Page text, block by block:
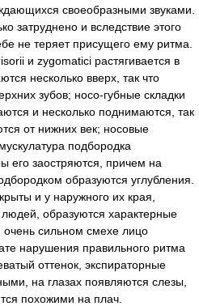
своеобразными звуками.
затруднено и вследствие этого
не теряет присущего ему ритма.
и zygomatici растягивается в
несколько вверх, так что
зубов; носо-губные складки
и несколько поднимаются, так
от нижних век; носовые
подбородка
его заостряются, причем на
образуются углубления.
и у наружного их края,
образуются характерные
очень сильном смехе лицо
нарушения правильного ритма
оттенок, экспираторные
на глазах появляются слезы,
похожими на плач.